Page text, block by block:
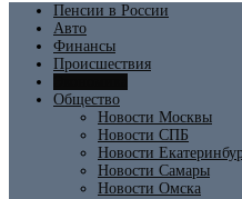
Пенсии в России
Авто
Финансы
Происшествия
Общество
Новости Москвы
Новости СПБ
Новости
Новости Самары
Новости Омска